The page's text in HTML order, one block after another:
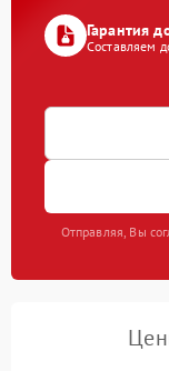
Гарантия
Составляем
Отправляя, Вы